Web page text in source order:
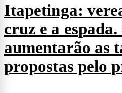
Itapetinga:
cruz e a espada.
aumentarão as
propostas pelo